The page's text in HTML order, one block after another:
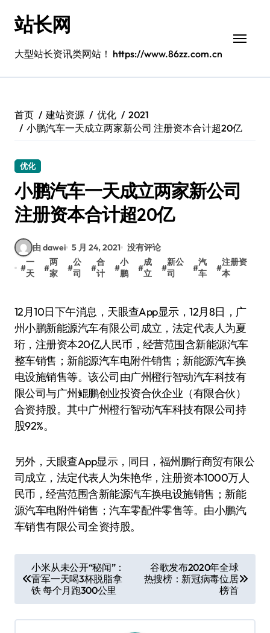
站长网
大型站长资讯类网站！ https://www.86zz.com.cn
首页 建站资源 优化
2021
小鹏汽车一天成立两家新公司 注册资本合计超20亿
优化
小鹏汽车一天成立两家新公司
注册资本合计超20亿
由 dawei 5 月 24, 2021 没有评论
#
一
天
#
两
家
#
公
司
#
合
计
#
小
鹏
#
成
立
#
新公
司
#
汽
车
#
注册资
本
12月10日下午消息，天眼查App显示，12月8日，广
州小鹏新能源汽车有限公司成立，法定代表人为夏
珩，注册资本20亿人民币，经营范围含新能源汽车
整车销售；新能源汽车电附件销售；新能源汽车换
电设施销售等。该公司由广州橙行智动汽车科技有
限公司与广州鲲鹏创业投资合伙企业（有限合伙）
合资持股。其中广州橙行智动汽车科技有限公司持
股92%。
另外，天眼查App显示，同日，福州鹏行商贸有限公
司成立，法定代表人为朱艳华，注册资本1000万人
民币，经营范围含新能源汽车换电设施销售；新能
源汽车电附件销售；汽车零配件零售等。由小鹏汽
车销售有限公司全资持股。
章
导
航
小米从未公开“秘闻”：
雷军一天喝3杯脱脂拿
铁 每个月跑300公里
谷歌发布2020年全球
热搜榜：新冠病毒位居
榜首